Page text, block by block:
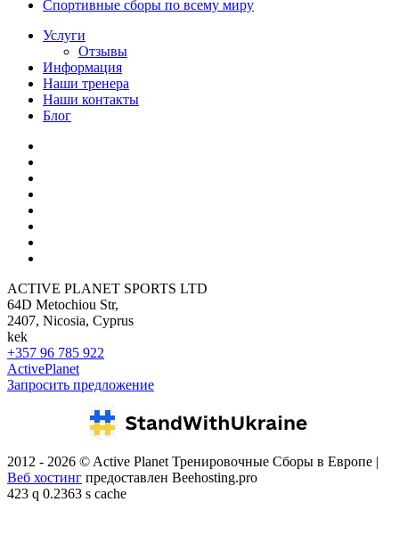
Спортивные сборы по всему миру
Услуги
Отзывы
Информация
Наши тренера
Наши контакты
Блог
ACTIVE PLANET SPORTS LTD
64D Metochiou Str,
2407, Nicosia, Cyprus
kek
+357 96 785 922
ActivePlanet
Запросить предложение
2012 - 2026 © Active Planet Тренировочные Сборы в Европе |
Веб хостинг предоставлен Beehosting.pro
423 q 0.2363 s cache